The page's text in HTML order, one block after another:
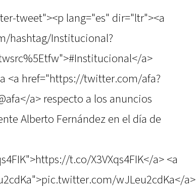
tweet"><p lang="es" dir="ltr"><a
hashtag/Institucional?
a>
<a href="https://twitter.com/afa?
a> respecto a los anuncios
Alberto Fernández en el día de
t.co/X3VXqs4FIK</a> <a
wJLeu2cdKa</a>